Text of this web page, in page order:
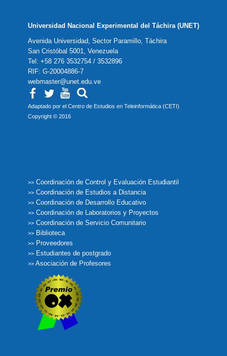
Universidad Nacional Experimental del Táchira (UNET)
Avenida Universidad, Sector Paramillo, Táchira
San Cristóbal 5001, Venezuela
Tel: +58 276 3532754 / 3532896
RIF: G-20004886-7
webmaster@unet.edu.ve
Adaptado por el Centro de Estudios en Teleinformática (CETI)
Copyright © 2016
>> Coordinación de Control y Evaluación Estudiantil
>> Coordinación de Estudios a Distancia
>> Coordinación de Desarrollo Educativo
>> Coordinación de Laboratorios y Proyectos
>> Coordinación de Servicio Comunitario
>> Biblioteca
>> Proveedores
>> Estudiantes de postgrado
>> Asociación de Profesores